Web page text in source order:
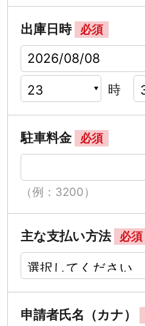
出庫日時 必須
時
駐車料金 必須
（例：3200）
主な支払い方法 必須
申請者氏名（カナ）